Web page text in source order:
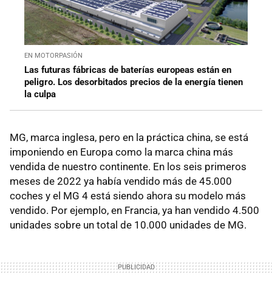
EN MOTORPASIÓN
Las futuras fábricas de baterías europeas están en
peligro. Los desorbitados precios de la energía tienen
la culpa
MG, marca inglesa, pero en la práctica china, se está
imponiendo en Europa como la marca china más
vendida de nuestro continente. En los seis primeros
meses de 2022 ya había vendido más de 45.000
coches y el MG 4 está siendo ahora su modelo más
vendido. Por ejemplo, en Francia, ya han vendido 4.500
unidades sobre un total de 10.000 unidades de MG.